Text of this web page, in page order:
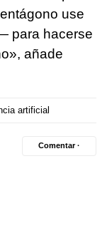
use
para hacerse
añade
artificial
Comentar ·